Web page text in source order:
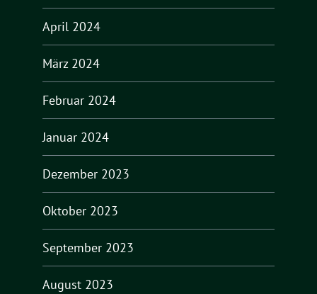
April 2024
März 2024
Februar 2024
Januar 2024
Dezember 2023
Oktober 2023
September 2023
August 2023